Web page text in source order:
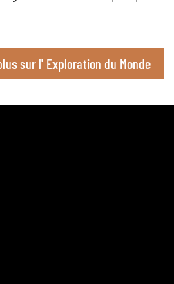
sur l' Exploration du Monde